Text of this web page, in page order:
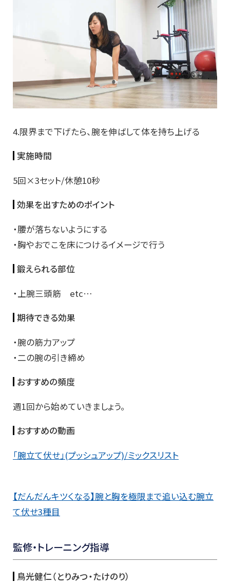
4.限界まで下げたら、腕を伸ばして体を持ち上げる
実施時間
5回×3セット/休憩10秒
効果を出すためのポイント
・腰が落ちないようにする
・胸やおでこを床につけるイメージで行う
鍛えられる部位
・上腕三頭筋 etc…
期待できる効果
・腕の筋力アップ
・二の腕の引き締め
おすすめの頻度
週1回から始めていきましょう。
おすすめの動画
「腕立て伏せ」(プッシュアップ)/ミックスリスト
【だんだんキツくなる】腕と胸を極限まで追い込む腕立
て伏せ3種目
監修・トレーニング指導
鳥光健仁（とりみつ・たけのり）